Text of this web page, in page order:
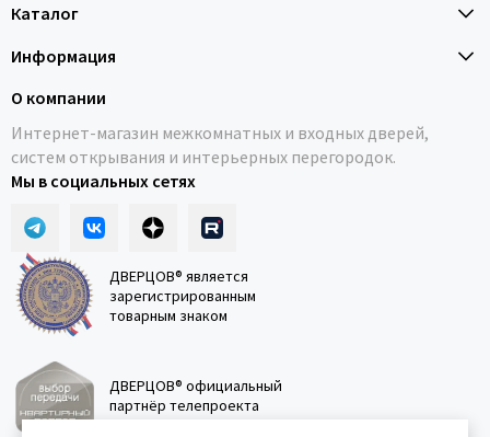
Каталог
Информация
О компании
Интернет-магазин межкомнатных и входных дверей,
систем открывания и интерьерных перегородок.
Мы в социальных сетях
ДВЕРЦОВ® является
зарегистрированным
товарным знаком
ДВЕРЦОВ® официальный
партнёр телепроекта